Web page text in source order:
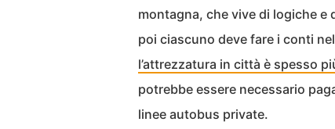
montagna, che vive di logiche e
poi ciascuno deve fare i conti
l’attrezzatura in città è spesso
potrebbe essere necessario
linee autobus private.